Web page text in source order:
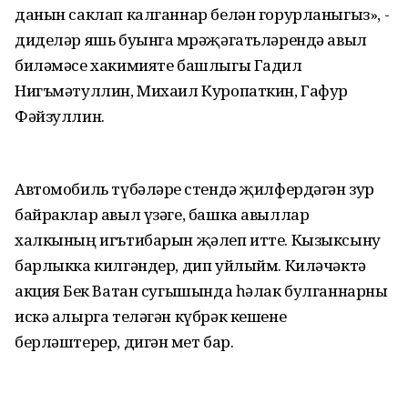
данын саклап калганнар белән горурланыгыз», -
диделәр яшь буынга мөрәҗәгатьләрендә авыл
биләмәсе хакимияте башлыгы Гадил
Нигъмәтуллин, Михаил Куропаткин, Гафур
Фәйзуллин.
Автомобиль түбәләре өстендә җилфердәгән зур
байраклар авыл үзәге, башка авыллар
халкының игътибарын җәлеп итте. Кызыксыну
барлыкка килгәндер, дип уйлыйм. Киләчәктә
акция Бөек Ватан сугышында һәлак булганнарны
искә алырга теләгән күбрәк кешене
берләштерер, дигән өмет бар.